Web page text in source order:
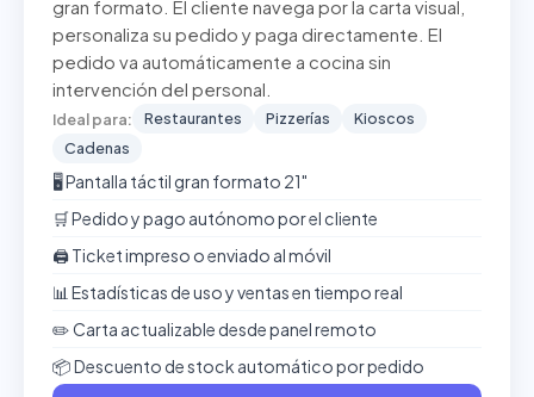
gran formato. El cliente navega por la carta visual,
personaliza su pedido y paga directamente. El
pedido va automáticamente a cocina sin
intervención del personal.
Ideal para: Restaurantes Pizzerías
Kioscos
Cadenas
🖥️ Pantalla táctil gran formato 21"
🛒 Pedido y pago autónomo por el cliente
🖨️ Ticket impreso o enviado al móvil
📊 Estadísticas de uso y ventas en tiempo real
✏️ Carta actualizable desde panel remoto
📦 Descuento de stock automático por pedido